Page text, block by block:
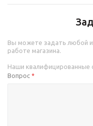
Вы можете задать любой
работе магазина.
Наши квалифицированные
Вопрос *